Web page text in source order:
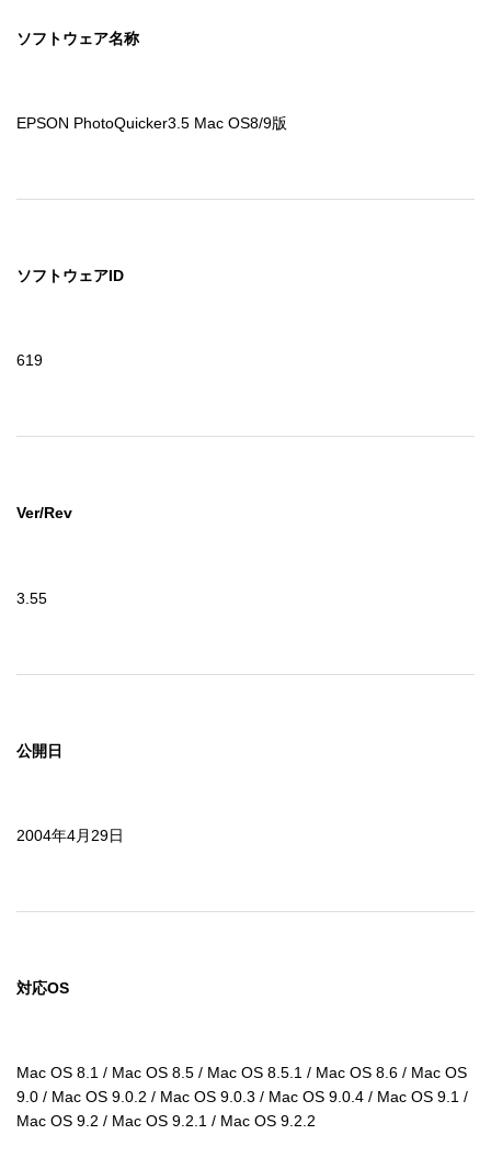
ソフトウェア名称
EPSON PhotoQuicker3.5 Mac OS8/9版
ソフトウェアID
619
Ver/Rev
3.55
公開日
2004年4月29日
対応OS
Mac OS 8.1 / Mac OS 8.5 / Mac OS 8.5.1 / Mac OS 8.6 / Mac OS
9.0 / Mac OS 9.0.2 / Mac OS 9.0.3 / Mac OS 9.0.4 / Mac OS 9.1 /
Mac OS 9.2 / Mac OS 9.2.1 / Mac OS 9.2.2